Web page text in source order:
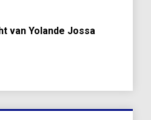
van Yolande Jossa